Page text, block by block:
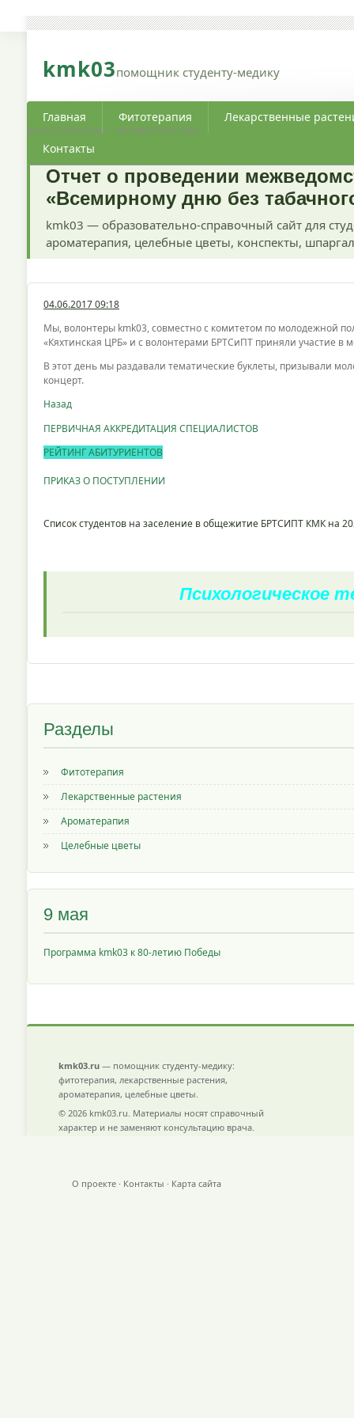
kmk03помощник студенту-медику
ФИТОТЕРАПИЯ · АРОМАТЕРАПИЯ
Главная Фитотерапия Лекарственные
Контакты
Отчет о проведении
«Всемирному дню без
kmk03 — образовательно-справочный сайт для
ароматерапия, целебные цветы, конспекты,
04.06.2017 09:18
Мы, волонтеры kmk03, совместно с комитетом по молодежной
«Кяхтинская ЦРБ» и с волонтерами БРТСиПТ приняли участие
В этот день мы раздавали тематические буклеты, призывали
концерт.
Назад
ПЕРВИЧНАЯ АККРЕДИТАЦИЯ СПЕЦИАЛИСТОВ
РЕЙТИНГ АБИТУРИЕНТОВ
ПРИКАЗ О ПОСТУПЛЕНИИ
Список студентов на заселение в общежитие БРТСИПТ КМК на
Психологическое
Разделы
Фитотерапия
Лекарственные растения
Ароматерапия
Целебные цветы
9 мая
Программа kmk03 к 80-летию Победы
kmk03.ru — помощник студенту-медику:
фитотерапия, лекарственные растения,
ароматерапия, целебные цветы.
© 2026 kmk03.ru. Материалы носят справочный
характер и не заменяют консультацию врача.
О проекте · Контакты · Карта сайта